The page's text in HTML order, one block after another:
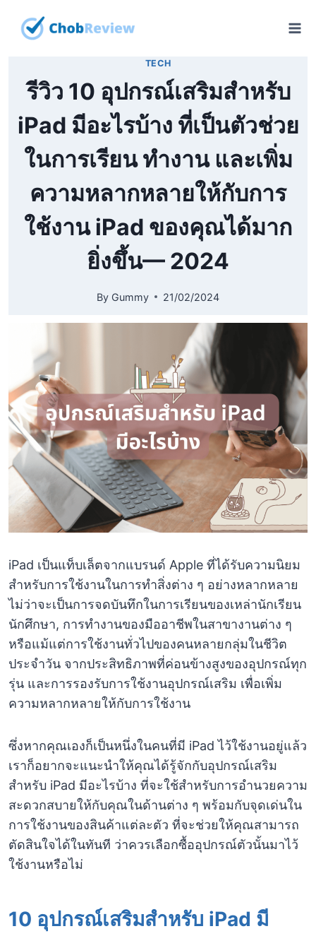
TECH
รีวิว 10 อุปกรณ์เสริมสำหรับ
iPad มีอะไรบ้าง ที่เป็นตัวช่วย
ในการเรียน ทำงาน และเพิ่ม
ความหลากหลายให้กับการ
ใช้งาน iPad ของคุณได้มาก
ยิ่งขึ้น— 2024
By Gummy 21/02/2024
iPad เป็นแท็บเล็ตจากแบรนด์ Apple ที่ได้รับความนิยม
สำหรับการใช้งานในการทำสิ่งต่าง ๆ อย่างหลากหลาย
ไม่ว่าจะเป็นการจดบันทึกในการเรียนของเหล่านักเรียน
นักศึกษา, การทำงานของมืออาชีพในสาขางานต่าง ๆ
หรือแม้แต่การใช้งานทั่วไปของคนหลายกลุ่มในชีวิต
ประจำวัน จากประสิทธิภาพที่ค่อนข้างสูงของอุปกรณ์ทุก
รุ่น และการรองรับการใช้งานอุปกรณ์เสริม เพื่อเพิ่ม
ความหลากหลายให้กับการใช้งาน
ซึ่งหากคุณเองก็เป็นหนึ่งในคนที่มี iPad ไว้ใช้งานอยู่แล้ว
เราก็อยากจะแนะนำให้คุณได้รู้จักกับอุปกรณ์เสริม
สำหรับ iPad มีอะไรบ้าง ที่จะใช้สำหรับการอำนวยความ
สะดวกสบายให้กับคุณในด้านต่าง ๆ พร้อมกับจุดเด่นใน
การใช้งานของสินค้าแต่ละตัว ที่จะช่วยให้คุณสามารถ
ตัดสินใจได้ในทันที ว่าควรเลือกซื้ออุปกรณ์ตัวนั้นมาไว้
ใช้งานหรือไม่
10 อุปกรณ์เสริมสำหรับ iPad มี